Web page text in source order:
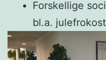
Forskellige
bl.a. julefrokost